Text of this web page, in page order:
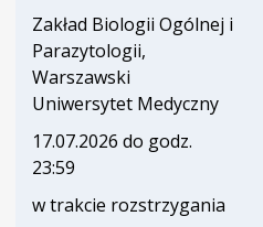
Zakład Biologii Ogólnej i
Parazytologii,
Warszawski
Uniwersytet Medyczny
17.07.2026 do godz.
23:59
w trakcie rozstrzygania